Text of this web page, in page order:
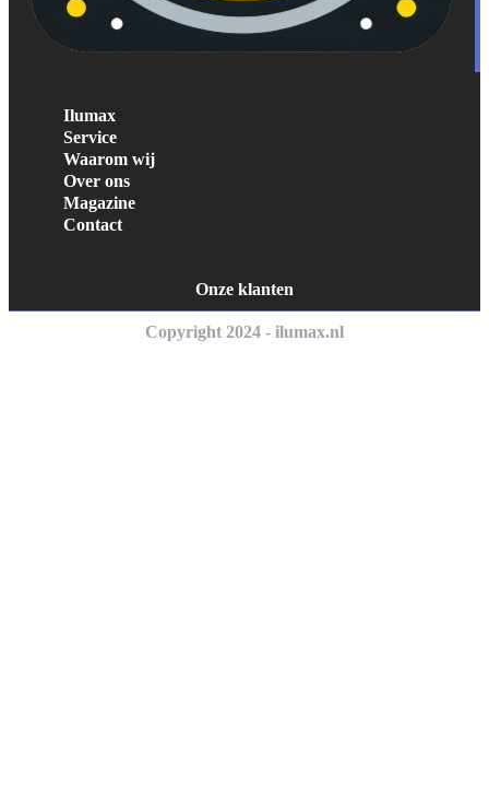
Ilumax
Service
Waarom wij
Over ons
Magazine
Contact
Onze klanten
Copyright 2024 - ilumax.nl